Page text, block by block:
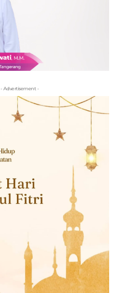
- Advertisement -